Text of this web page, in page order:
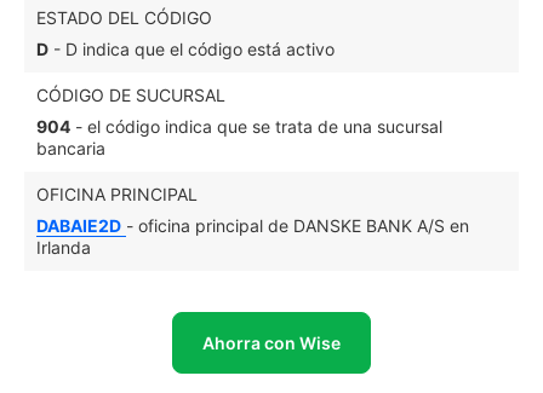
ESTADO DEL CÓDIGO
D - D indica que el código está activo
CÓDIGO DE SUCURSAL
904 - el código indica que se trata de una sucursal
bancaria
OFICINA PRINCIPAL
DABAIE2D - oficina principal de DANSKE BANK A/S en
Irlanda
Ahorra con Wise